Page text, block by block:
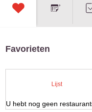
Favorieten
Lijst
U hebt nog geen